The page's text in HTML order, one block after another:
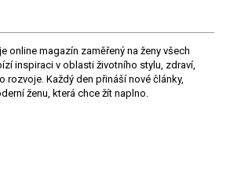
online magazín zaměřený na ženy všech
inspiraci v oblasti životního stylu, zdraví,
rozvoje. Každý den přináší nové články,
ženu, která chce žít naplno.